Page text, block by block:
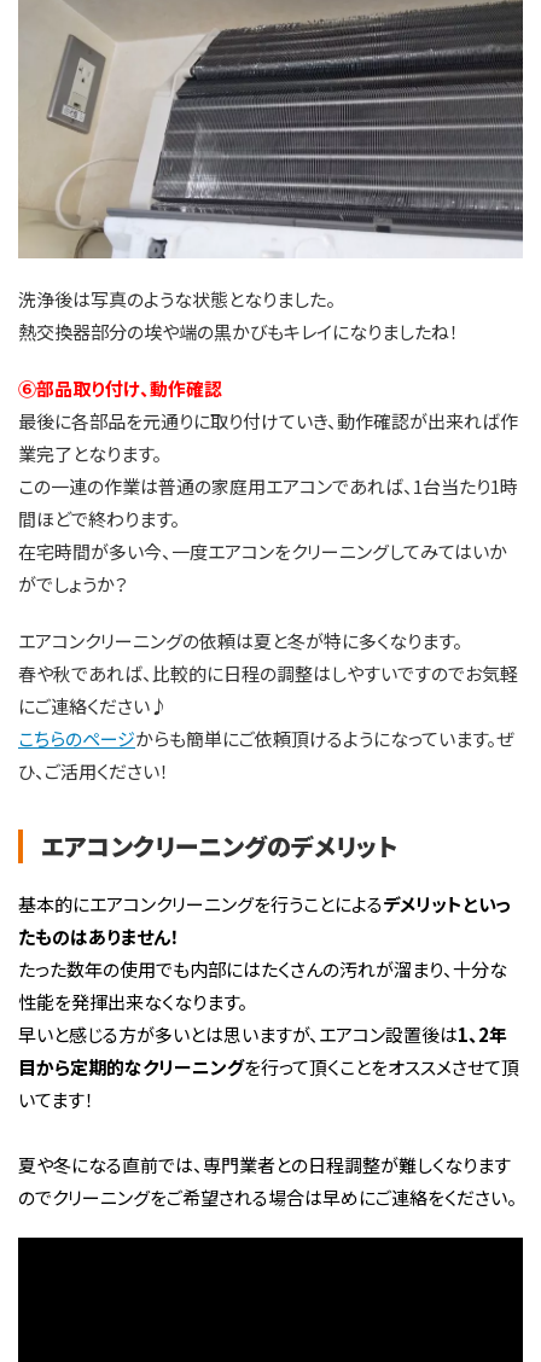
洗浄後は写真のような状態となりました。
熱交換器部分の埃や端の黒かびもキレイになりましたね！
⑥部品取り付け、動作確認
最後に各部品を元通りに取り付けていき、動作確認が出来れば作
業完了となります。
この一連の作業は普通の家庭用エアコンであれば、1台当たり1時
間ほどで終わります。
在宅時間が多い今、一度エアコンをクリーニングしてみてはいか
がでしょうか？
エアコンクリーニングの依頼は夏と冬が特に多くなります。
春や秋であれば、比較的に日程の調整はしやすいですのでお気軽
にご連絡ください♪
こちらのページからも簡単にご依頼頂けるようになっています。ぜ
ひ、ご活用ください！
エアコンクリーニングのデメリット
基本的にエアコンクリーニングを行うことによるデメリットといっ
たものはありません！
たった数年の使用でも内部にはたくさんの汚れが溜まり、十分な
性能を発揮出来なくなります。
早いと感じる方が多いとは思いますが、エアコン設置後は1、2年
目から定期的なクリーニングを行って頂くことをオススメさせて頂
いてます！
夏や冬になる直前では、専門業者との日程調整が難しくなります
のでクリーニングをご希望される場合は早めにご連絡をください。